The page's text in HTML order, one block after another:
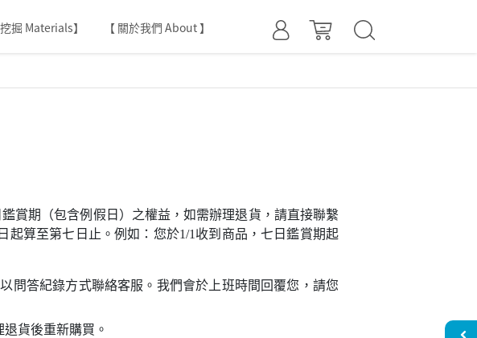
挖掘 Materials】 【 關於我們 About 】
賞期（包含例假日）之權益，如需辦理退貨，請直接聯繫
算至第七日止。例如：您於1/1收到商品，七日鑑賞期起
問答紀錄方式聯絡客服。我們會於上班時間回覆您，請您
貨後重新購買。